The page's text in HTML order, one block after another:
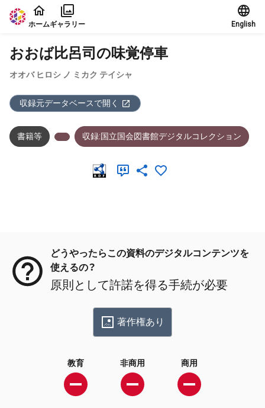
本文に飛ぶ
ホームギャラリー English
おおば比呂司の味覚停車
オオバ ヒロシ ノ ミカク テイシャ
収録元データベースで開く
書籍等 収録:国立国会図書館デジタルコレクション
どうやったらこの資料のデジタルコンテンツを
使えるの？
原則として許諾を得る手続が必要
著作権あり
教育 非商用 商用